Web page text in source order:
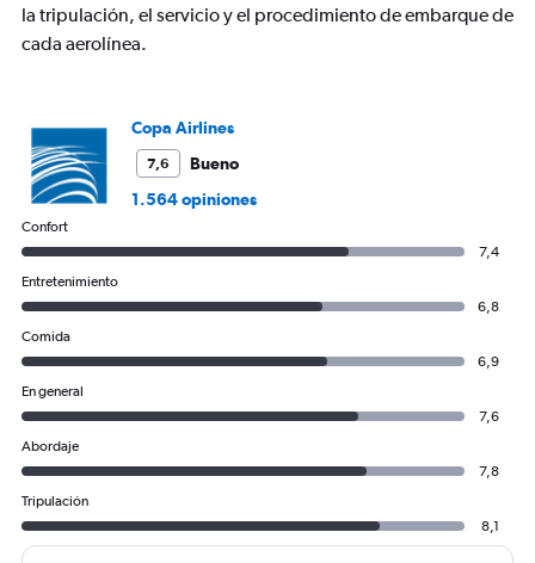
la tripulación, el servicio y el procedimiento de embarque de
cada aerolínea.
Copa Airlines
7,6
Bueno
1.564 opiniones
Confort
7,4
Entretenimiento
6,8
Comida
6,9
En general
7,6
Abordaje
7,8
Tripulación
8,1